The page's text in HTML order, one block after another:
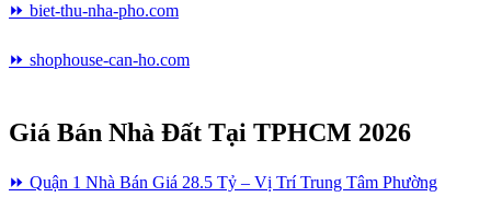
⏩ biet-thu-nha-pho.com
⏩ shophouse-can-ho.com
Giá Bán Nhà Đất Tại TPHCM 2026
⏩ Quận 1 Nhà Bán Giá 28.5 Tỷ – Vị Trí Trung Tâm Phường